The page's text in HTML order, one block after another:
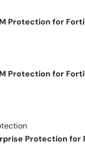
Protection for
Protection for
Protection